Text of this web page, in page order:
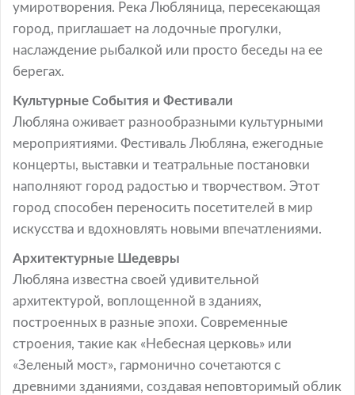
умиротворения. Река Любляница, пересекающая
город, приглашает на лодочные прогулки,
наслаждение рыбалкой или просто беседы на ее
берегах.
Культурные События и Фестивали
Любляна оживает разнообразными культурными
мероприятиями. Фестиваль Любляна, ежегодные
концерты, выставки и театральные постановки
наполняют город радостью и творчеством. Этот
город способен переносить посетителей в мир
искусства и вдохновлять новыми впечатлениями.
Архитектурные Шедевры
Любляна известна своей удивительной
архитектурой, воплощенной в зданиях,
построенных в разные эпохи. Современные
строения, такие как «Небесная церковь» или
«Зеленый мост», гармонично сочетаются с
древними зданиями, создавая неповторимый облик